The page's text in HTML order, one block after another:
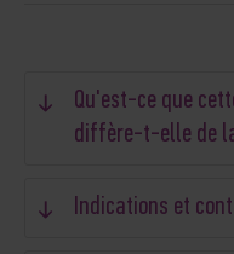
Qu'est-ce que
diffère-t-elle de
Indications et